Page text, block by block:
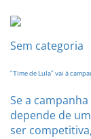
Sem categoria
“Time de Lula” vai à
Se a
depende de
ser